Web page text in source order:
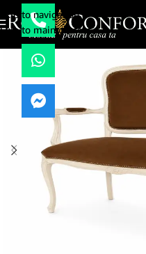
Skip to navigation
Skip to main content